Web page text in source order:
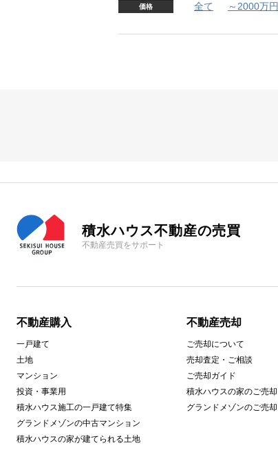
価格 全て ～2000万円
積水ハウス不動産の売買
不動産売買をサポート
不動産購入
一戸建て
土地
マンション
投資・事業用
積水ハウス施工の一戸建て特集
グランドメゾンの中古マンション
積水ハウスの家が建てられる土地
不動産売却
ご売却について
売却査定・ご相談
ご売却ガイド
積水ハウスの家のご売却
グランドメゾンのご売却